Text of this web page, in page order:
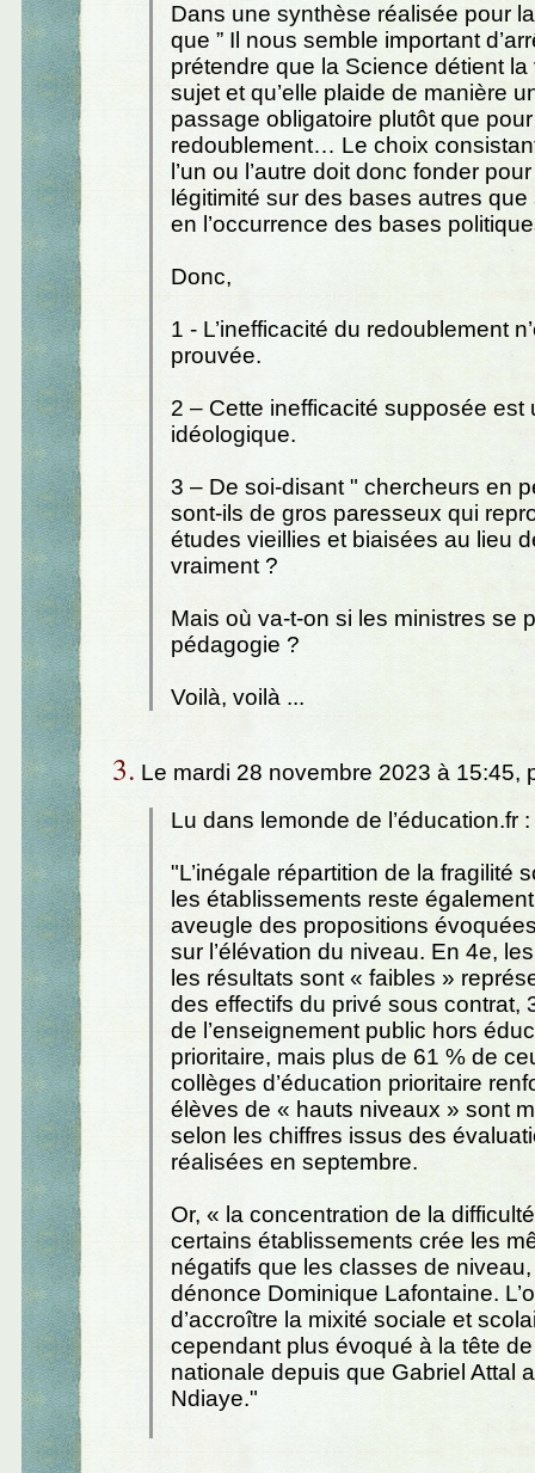
Dans une synthèse réalisée pour
que ” Il nous semble important
prétendre que la Science détient la
sujet et qu’elle plaide de manière
passage obligatoire plutôt que
redoublement… Le choix
l’un ou l’autre doit donc fonder
légitimité sur des bases autres
en l’occurrence des bases
Donc,
1 - L’inefficacité du redoublement
prouvée.
2 – Cette inefficacité supposée est
idéologique.
3 – De soi-disant " chercheurs en
sont-ils de gros paresseux qui
études vieillies et biaisées au lieu
vraiment ?
Mais où va-t-on si les ministres se
pédagogie ?
Voilà, voilà ...
3. Le mardi 28 novembre 2023 à 15:45,
Lu dans lemonde de l’éducation.fr :
"L’inégale répartition de la fragilité
les établissements reste
aveugle des propositions
sur l’élévation du niveau. En 4e,
les résultats sont « faibles »
des effectifs du privé sous contrat,
de l’enseignement public hors
prioritaire, mais plus de 61 % de
collèges d’éducation prioritaire
élèves de « hauts niveaux » sont
selon les chiffres issus des
réalisées en septembre.
Or, « la concentration de la
certains établissements crée les
négatifs que les classes de
dénonce Dominique Lafontaine.
d’accroître la mixité sociale et
cependant plus évoqué à la tête de
nationale depuis que Gabriel Attal
Ndiaye."